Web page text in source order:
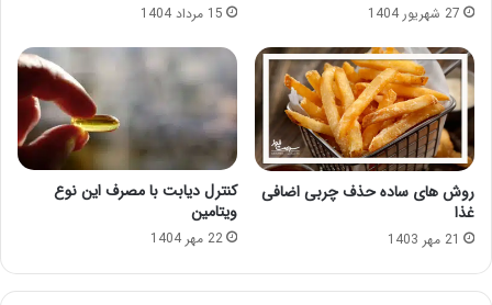
27 شهریور 1404 15 مرداد 1404
روش های ساده حذف چربی اضافی
غذا
21 مهر 1403
کنترل دیابت با مصرف این نوع
ویتامین
22 مهر 1404